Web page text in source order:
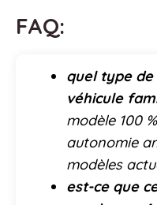
FAQ:
quel type
véhicule
modèle 100
autonomie
modèles
est-ce que